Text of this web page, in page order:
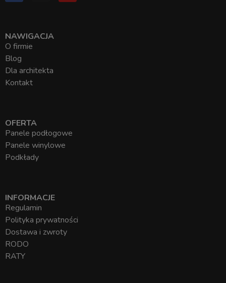
NAWIGACJA
O firmie
Blog
Dla architekta
Kontakt
OFERTA
Panele podłogowe
Panele winylowe
Podkłady
INFORMACJE
Regulamin
Polityka prywatności
Dostawa i zwroty
RODO
RATY